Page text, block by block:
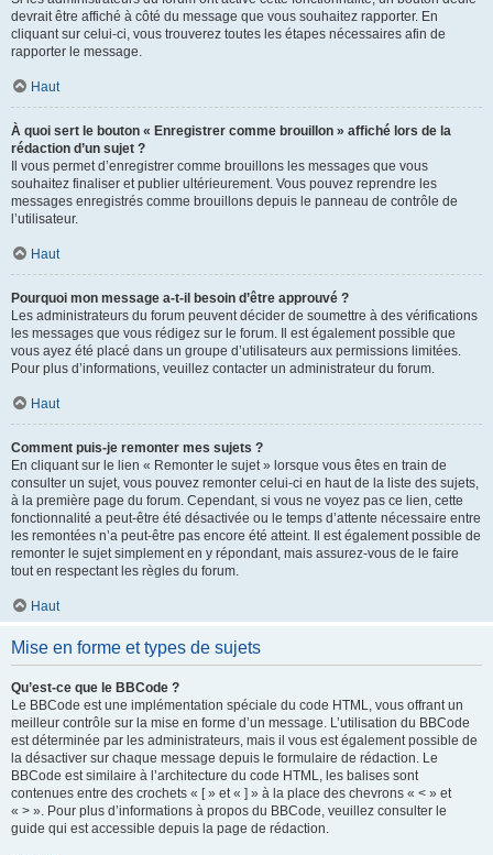
devrait être affiché à côté du message que vous souhaitez rapporter. En
cliquant sur celui-ci, vous trouverez toutes les étapes nécessaires afin de
rapporter le message.
Haut
À quoi sert le bouton « Enregistrer comme brouillon » affiché lors de la
rédaction d’un sujet ?
Il vous permet d’enregistrer comme brouillons les messages que vous
souhaitez finaliser et publier ultérieurement. Vous pouvez reprendre les
messages enregistrés comme brouillons depuis le panneau de contrôle de
l’utilisateur.
Haut
Pourquoi mon message a-t-il besoin d’être approuvé ?
Les administrateurs du forum peuvent décider de soumettre à des vérifications
les messages que vous rédigez sur le forum. Il est également possible que
vous ayez été placé dans un groupe d’utilisateurs aux permissions limitées.
Pour plus d’informations, veuillez contacter un administrateur du forum.
Haut
Comment puis-je remonter mes sujets ?
En cliquant sur le lien « Remonter le sujet » lorsque vous êtes en train de
consulter un sujet, vous pouvez remonter celui-ci en haut de la liste des sujets,
à la première page du forum. Cependant, si vous ne voyez pas ce lien, cette
fonctionnalité a peut-être été désactivée ou le temps d’attente nécessaire entre
les remontées n’a peut-être pas encore été atteint. Il est également possible de
remonter le sujet simplement en y répondant, mais assurez-vous de le faire
tout en respectant les règles du forum.
Haut
Mise en forme et types de sujets
Qu’est-ce que le BBCode ?
Le BBCode est une implémentation spéciale du code HTML, vous offrant un
meilleur contrôle sur la mise en forme d’un message. L’utilisation du BBCode
est déterminée par les administrateurs, mais il vous est également possible de
la désactiver sur chaque message depuis le formulaire de rédaction. Le
BBCode est similaire à l’architecture du code HTML, les balises sont
contenues entre des crochets « [ » et « ] » à la place des chevrons « < » et
« > ». Pour plus d’informations à propos du BBCode, veuillez consulter le
guide qui est accessible depuis la page de rédaction.